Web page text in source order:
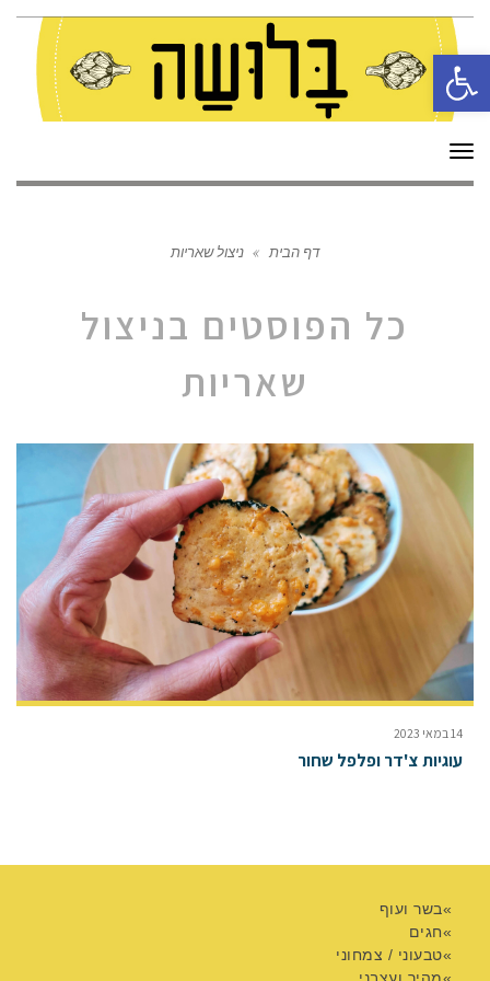
פתח סרגל נגישות
תפריט
דף הבית » ניצול שאריות
כל הפוסטים בניצול
שאריות
14 במאי 2023
עוגיות צ'דר ופלפל שחור
בשר ועוף
חגים
טבעוני / צמחוני